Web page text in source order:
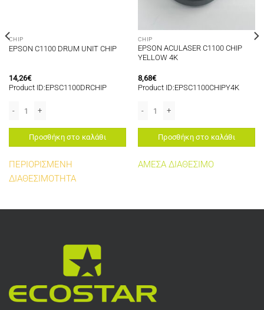
CHIP
EPSON C1100 DRUM UNIT CHIP
14,26€
Product ID:EPSC1100DRCHIP
Προσθήκη στο καλάθι
ΠΕΡΙΟΡΙΣΜΕΝΗ
ΔΙΑΘΕΣΙΜΟΤΗΤΑ
CHIP
EPSON ACULASER C1100 CHIP
YELLOW 4K
8,68€
Product ID:EPSC1100CHIPY4K
Προσθήκη στο καλάθι
ΑΜΕΣΑ ΔΙΑΘΕΣΙΜΟ